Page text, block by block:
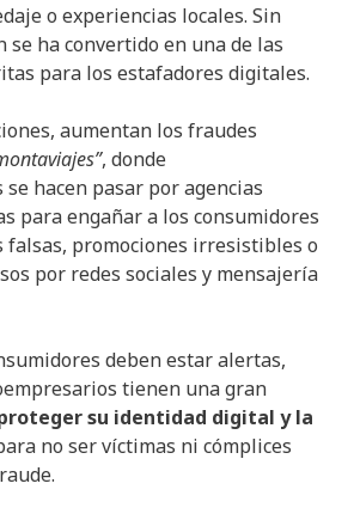
o experiencias locales. Sin
se ha convertido en una de las
para los estafadores digitales.
aumentan los fraudes
, donde
hacen pasar por agencias
para engañar a los consumidores
falsas, promociones irresistibles o
por redes sociales y mensajería
deben estar alertas,
tienen una gran
su identidad digital y la
no ser víctimas ni cómplices